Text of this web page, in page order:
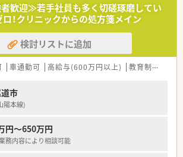
いて】
リアを中心に毎年店舗数を拡大しており、安定し
誇る地域密着型の老舗企業です。
でなく管理栄養士や介護支援専門員も在籍し、多職
て地域の健康を支えております。
店舗を頻繁に訪問しているため、現場の意見が直
いて】
金曜日は18時30分までの営業となっており、無理
消化率は100％を達成しており、お仕事とプライベ
リをしっかりとつけられます。
者歓迎≫若手社員も多く切磋琢磨してい
！クリニックからの処方箋メイン
検討リストに追加
車通勤可 高給与(600万円以上) 教育制度あり
市
陽本線)
円～650万円
務内容により相談可能